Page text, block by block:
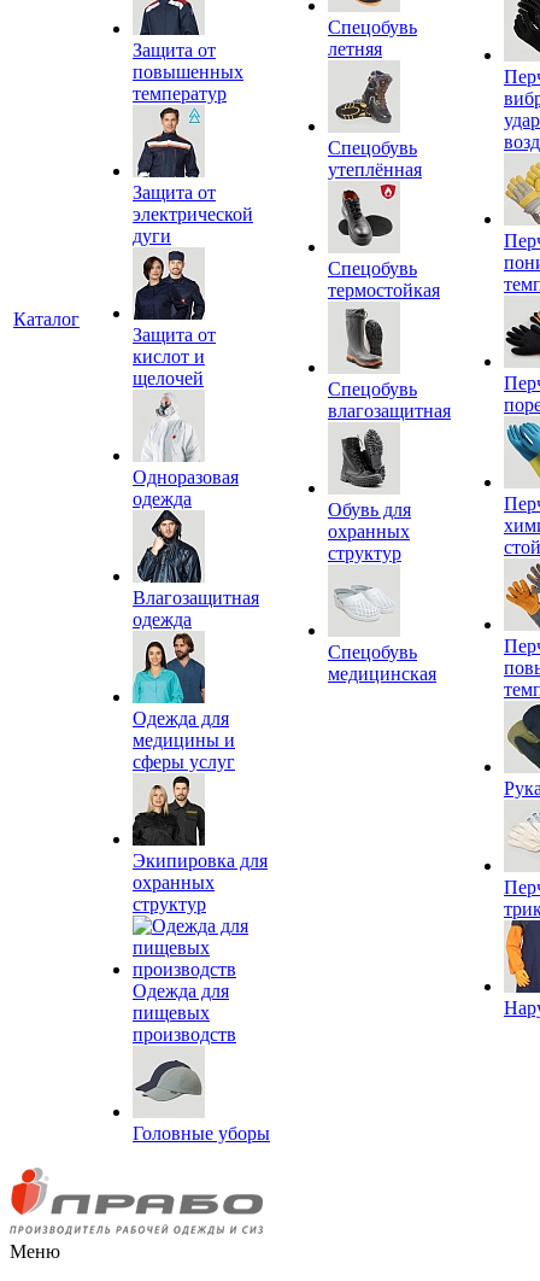
Каталог
Защита от
повышенных
температур
Защита от
электрической
дуги
Защита от
кислот и
щелочей
Одноразовая
одежда
Влагозащитная
одежда
Одежда для
медицины и
сферы услуг
Экипировка для
охранных
структур
Одежда для
пищевых
производств
Головные уборы
Спецобувь
летняя
Спецобувь
утеплённая
Спецобувь
термостойкая
Спецобувь
влагозащитная
Обувь для
охранных
структур
Спецобувь
медицинская
Меню